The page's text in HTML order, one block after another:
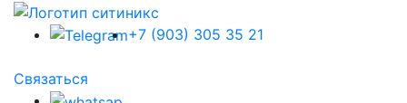
+7 (903) 305 35 21
Связаться